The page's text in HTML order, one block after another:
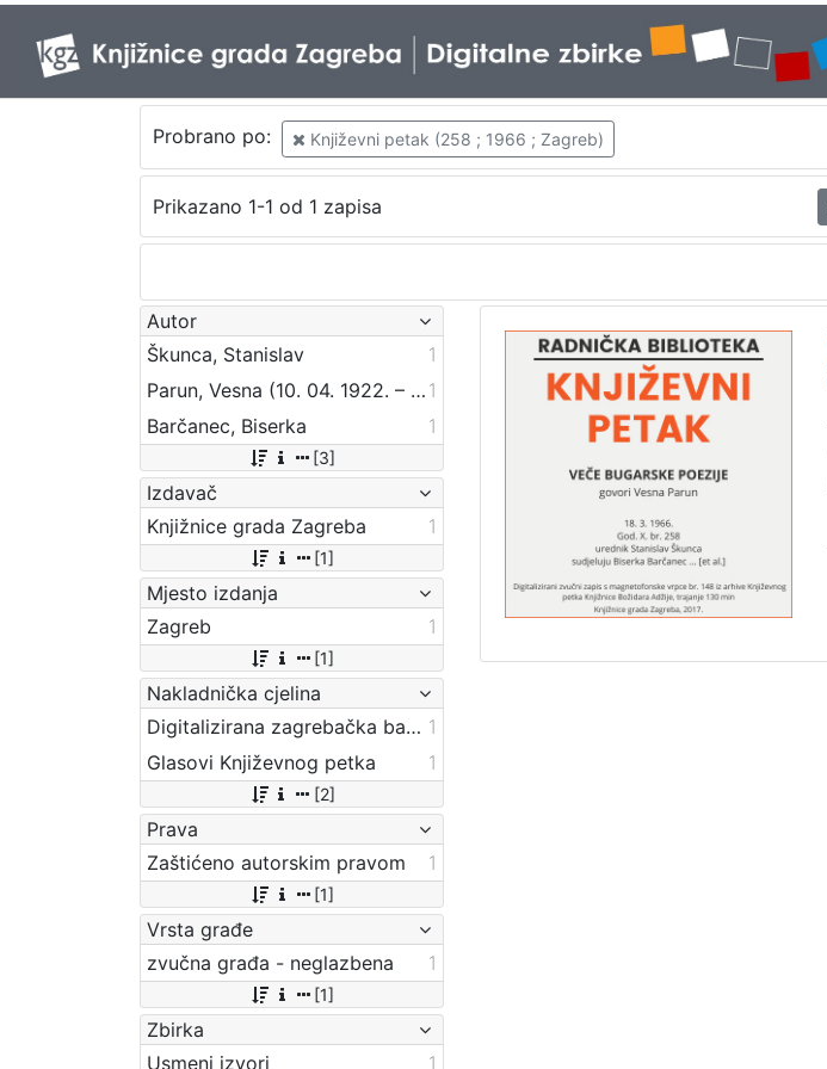
Probrano po: Književni petak (258 ; 1966 ; Zagreb)
Prikazano 1-1 od 1 zapisa
Autor
Škunca, Stanislav
1
Parun, Vesna (10. 04. 1922. – 25. 10. 2010.) 1
Barčanec, Biserka
1
[3]
Izdavač
Knjižnice grada Zagreba
1
[1]
Mjesto izdanja
Zagreb
1
[1]
Nakladnička cjelina
Digitalizirana zagrebačka baština 1
Glasovi Književnog petka
1
[2]
Prava
Zaštićeno autorskim pravom
1
[1]
Vrsta građe
zvučna građa - neglazbena
1
[1]
Zbirka
Usmeni izvori
1